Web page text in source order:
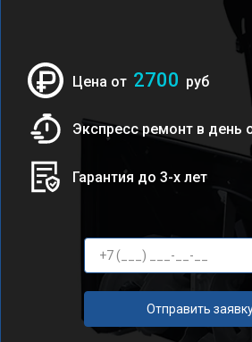
Цена от 2700 руб
Экспресс ремонт в день
Гарантия до 3-х лет
Отправить